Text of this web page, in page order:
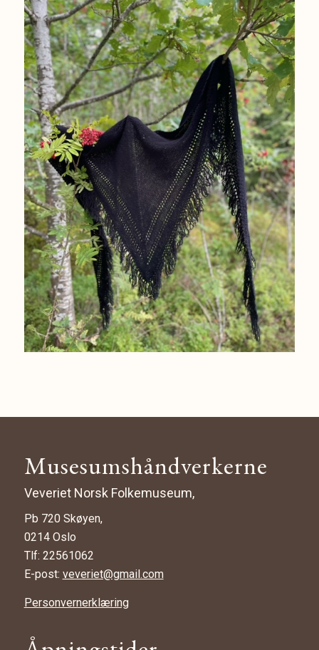
Musesumshåndverkerne
Veveriet Norsk Folkemuseum,
Pb 720 Skøyen,
0214 Oslo
Tlf: 22561062
E-post: veveriet@gmail.com
Personvernerklæring